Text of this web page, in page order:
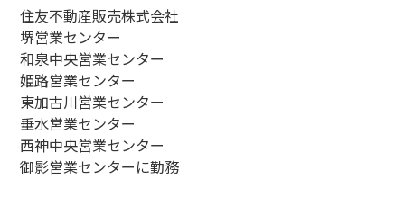
住友不動産販売株式会社
堺営業センター
和泉中央営業センター
姫路営業センター
東加古川営業センター
垂水営業センター
西神中央営業センター
御影営業センターに勤務